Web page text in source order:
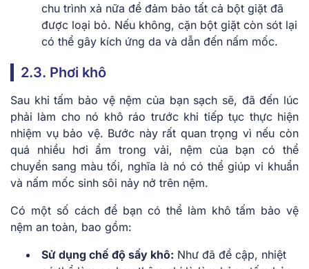
chu trình xả nữa để đảm bảo tất cả bột giặt đã
được loại bỏ. Nếu không, cặn bột giặt còn sót lại
có thể gây kích ứng da và dẫn đến nấm mốc.
2.3. Phơi khô
Sau khi tấm bảo vệ nệm của bạn sạch sẽ, đã đến lúc
phải làm cho nó khô ráo trước khi tiếp tục thực hiện
nhiệm vụ bảo vệ. Bước này rất quan trọng vì nếu còn
quá nhiều hơi ẩm trong vải, nệm của bạn có thể
chuyển sang màu tối, nghĩa là nó có thể giúp vi khuẩn
và nấm mốc sinh sôi nảy nở trên nệm.
Có một số cách để bạn có thể làm khô tấm bảo vệ
nệm an toàn, bao gồm:
Sử dụng chế độ sấy khô: Như đã đề cập, nhiệt